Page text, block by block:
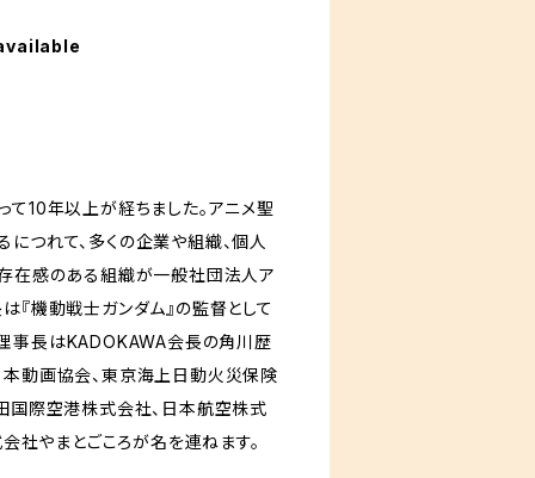
て10年以上が経ちました。アニメ聖
つれて、多くの企業や組織、個人
存在感のある組織が一般社団法人ア
『機動戦士ガンダム』の監督として
事長はKADOKAWA会長の角川歴
本動画協会、東京海上日動火災保険
国際空港株式会社、日本航空株式
社やまとごころが名を連ねます。